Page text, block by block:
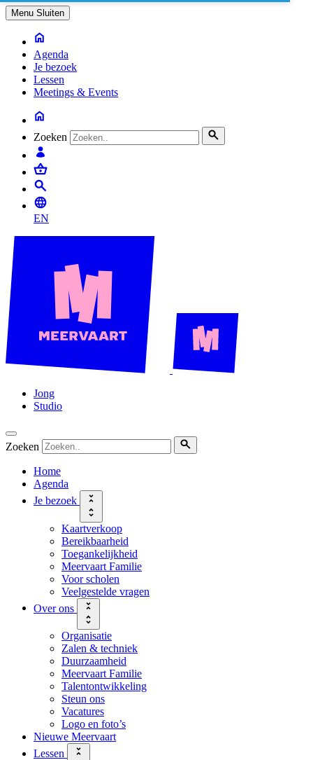
Menu Sluiten
Agenda
Je bezoek
Lessen
Meetings & Events
Zoeken
EN
Jong
Studio
Zoeken
Home
Agenda
Je bezoek
Kaartverkoop
Bereikbaarheid
Toegankelijkheid
Meervaart Familie
Voor scholen
Veelgestelde vragen
Over ons
Organisatie
Zalen & techniek
Duurzaamheid
Meervaart Familie
Talentontwikkeling
Steun ons
Vacatures
Logo en foto’s
Nieuwe Meervaart
Lessen